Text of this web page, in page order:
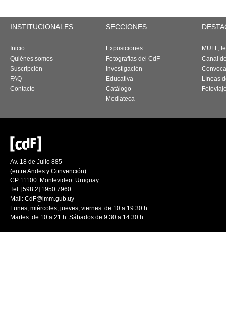
INSTITUCIONALES SECCIONES
Inicio
Quiénes somos
Suscripción
FAQ
Contacto
Exposiciones
Fotografías del CdF
Investigación
Educativa
Catálogo
Mediateca
MUFF,
Canal
Líneas
Av. 18 de Julio 885
(entre Andes y Convención)
CP 11100. Montevideo. Uruguay
Tel: [598 2] 1950 7960
Mail: CdF@imm.gub.uy
Lunes, miércoles, jueves, viernes: de 10 a 19.30 h.
Martes: de 10 a 21 h. Sábados de 9.30 a 14.30 h.